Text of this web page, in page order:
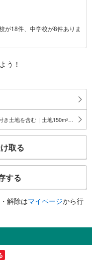
が18件、中学校が8件ありま
う！
き土地を含む｜土地150m2 以上
取る
する
解除はマイページから行